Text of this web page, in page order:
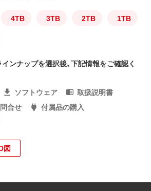
4TB 3TB 2TB 1TB
ンナップを選択後、下記情報をご確認く
ソフトウェア
取扱説明書
合せ
付属品の購入
図